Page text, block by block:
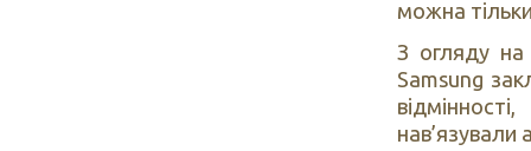
можна
З огляду на
Samsung
нав’язували